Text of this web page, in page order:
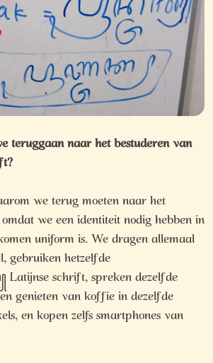
teruggaan naar het bestuderen van
we terug moeten naar het
we een identiteit nodig hebben in
uniform is. We dragen allemaal
gebruiken hetzelfde
schrift, spreken dezelfde
genieten van koffie in dezelfde
en kopen zelfs smartphones van